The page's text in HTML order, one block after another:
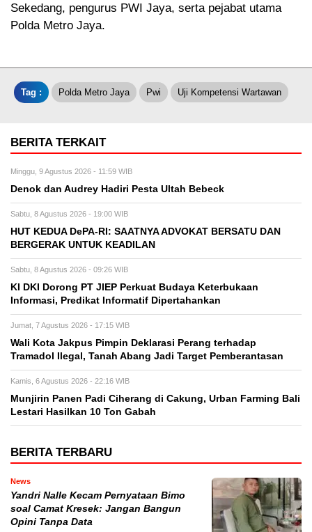
Sekedang, pengurus PWI Jaya, serta pejabat utama
Polda Metro Jaya.
Tag : Polda Metro Jaya Pwi Uji Kompetensi Wartawan
BERITA TERKAIT
Minggu, 9 Agustus 2026 - 11:59 WIB
Denok dan Audrey Hadiri Pesta Ultah Bebeck
Sabtu, 8 Agustus 2026 - 19:00 WIB
HUT KEDUA DePA-RI: SAATNYA ADVOKAT BERSATU DAN
BERGERAK UNTUK KEADILAN
Sabtu, 8 Agustus 2026 - 09:26 WIB
KI DKI Dorong PT JIEP Perkuat Budaya Keterbukaan
Informasi, Predikat Informatif Dipertahankan
Jumat, 7 Agustus 2026 - 17:15 WIB
Wali Kota Jakpus Pimpin Deklarasi Perang terhadap
Tramadol Ilegal, Tanah Abang Jadi Target Pemberantasan
Kamis, 6 Agustus 2026 - 22:16 WIB
Munjirin Panen Padi Ciherang di Cakung, Urban Farming Bali
Lestari Hasilkan 10 Ton Gabah
BERITA TERBARU
News
Yandri Nalle Kecam Pernyataan Bimo
soal Camat Kresek: Jangan Bangun
Opini Tanpa Data